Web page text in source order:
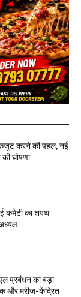
करने की पहल, नई
घोषणा
कमेटी का शपथ
प्रबंधन का बड़ा
और मरीज-केंद्रित